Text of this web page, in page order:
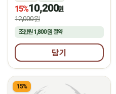
15%10,200원
12,000원
조합원1,800원 절약
담기
15%